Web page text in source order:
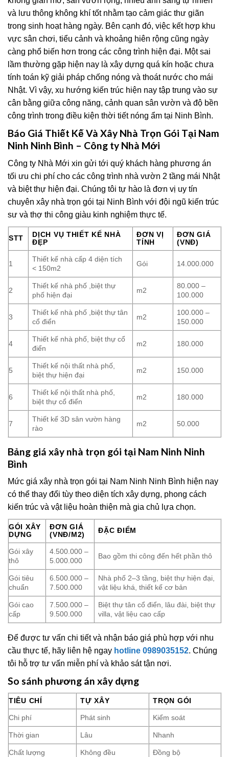
và lưu thông không khí tốt nhằm tạo cảm giác thư giãn
trong sinh hoạt hàng ngày. Bên cạnh đó, việc kết hợp khu
vực sân chơi, tiểu cảnh và khoảng hiên rộng cũng ngày
càng phổ biến hơn trong các công trình hiện đại. Một sai
lầm thường gặp hiện nay là xây dựng quá kín hoặc chưa
tính toán kỹ giải pháp chống nóng và thoát nước cho mái
Nhật. Vì vậy, xu hướng kiến trúc hiện nay tập trung vào sự
cân bằng giữa công năng, cảnh quan sân vườn và độ bền
công trình trong điều kiện thời tiết nóng ẩm tại Ninh Bình.
Báo Giá Thiết Kế Và Xây Nhà Trọn Gói Tại Nam
Ninh Ninh Bình – Công ty Nhà Mới
Công ty Nhà Mới xin gửi tới quý khách hàng phương án
tối ưu chi phí cho các công trình nhà vườn 2 tầng mái Nhật
và biệt thự hiện đại. Chúng tôi tự hào là đơn vị uy tín
chuyên xây nhà trọn gói tại Ninh Bình với đội ngũ kiến trúc
sư và thợ thi công giàu kinh nghiệm thực tế.
STT
DỊCH VỤ THIẾT KẾ NHÀ
ĐẸP
ĐƠN VỊ
TÍNH
ĐƠN GIÁ
(VNĐ)
1
Thiết kế nhà cấp 4 diện tích
< 150m2
Gói 14.000.000
2
Thiết kế nhà phố ,biệt thự
phố hiện đại
m2
80.000 –
100.000
3
Thiết kế nhà phố ,biệt thự tân
cổ điển
m2
100.000 –
150.000
4
Thiết kế nhà phố, biệt thự cổ
điển
m2 180.000
5
Thiết kế nội thất nhà phố,
biệt thự hiện đại
m2 150.000
6
Thiết kế nội thất nhà phố,
biệt thự cổ điển
m2 180.000
7
Thiết kế 3D sân vườn hàng
rào
m2 50.000
Bảng giá xây nhà trọn gói tại Nam Ninh Ninh
Bình
Mức giá xây nhà trọn gói tại Nam Ninh Ninh Bình hiện nay
có thể thay đổi tùy theo diện tích xây dựng, phong cách
kiến trúc và vật liệu hoàn thiện mà gia chủ lựa chọn.
GÓI XÂY
DỰNG
ĐƠN GIÁ
(VNĐ/M2)
ĐẶC ĐIỂM
Gói xây
thô
4.500.000 –
5.000.000
Bao gồm thi công đến hết phần thô
Gói tiêu
chuẩn
6.500.000 –
7.500.000
Nhà phố 2–3 tầng, biệt thự hiện đại,
vật liệu khá, thiết kế cơ bản
Gói cao
cấp
7.500.000 –
9.500.000
Biệt thự tân cổ điển, lâu đài, biệt thự
villa, vật liệu cao cấp
Để được tư vấn chi tiết và nhận báo giá phù hợp với nhu
cầu thực tế, hãy liên hệ ngay hotline 0989035152. Chúng
tôi hỗ trợ tư vấn miễn phí và khảo sát tận nơi.
So sánh phương án xây dựng
TIÊU CHÍ TỰ XÂY TRỌN GÓI
Chi phí Phát sinh Kiểm soát
Thời gian Lâu Nhanh
Chất lượng Không đều Đồng bộ